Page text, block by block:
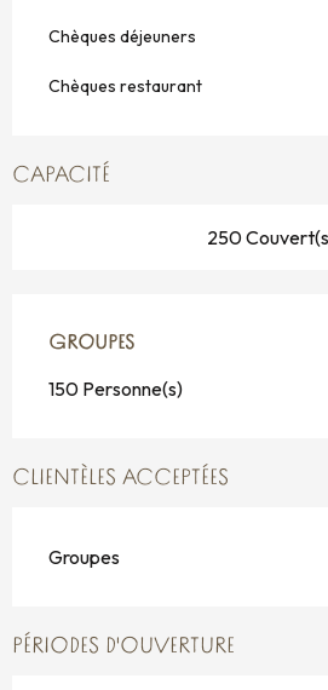
Chèques déjeuners
Chèques restaurant
CAPACITÉ
250
GROUPES
GROUPES
150 Personne(s)
CLIENTÈLES ACCEPTÉES
Groupes
PÉRIODES D'OUVERTURE